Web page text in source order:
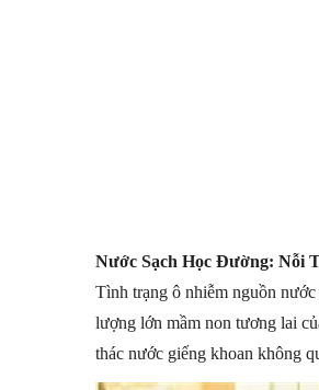
Nước Sạch Học Đường: Nỗi
Tình trạng ô nhiễm nguồn
lượng lớn mầm non tương lai
thác nước giếng khoan không